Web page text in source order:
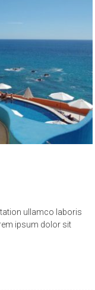
ullamco laboris
ipsum dolor sit